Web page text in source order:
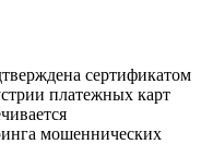
сертификатом
платежных карт
мошеннических